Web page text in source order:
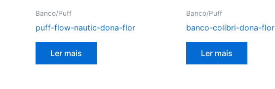
Banco/Puff
puff-flow-nautic-dona-flor
Ler mais
Banco/Puff
banco-colibri-dona-flor
Ler mais